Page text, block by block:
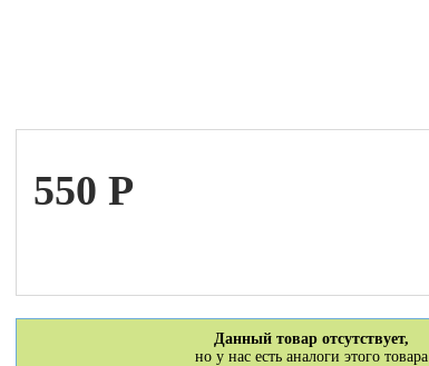
550 P
Данный товар отсутствует,
но у нас есть аналоги этого товара